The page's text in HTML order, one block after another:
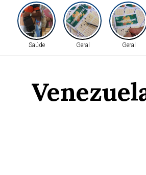
Saúde Geral Geral